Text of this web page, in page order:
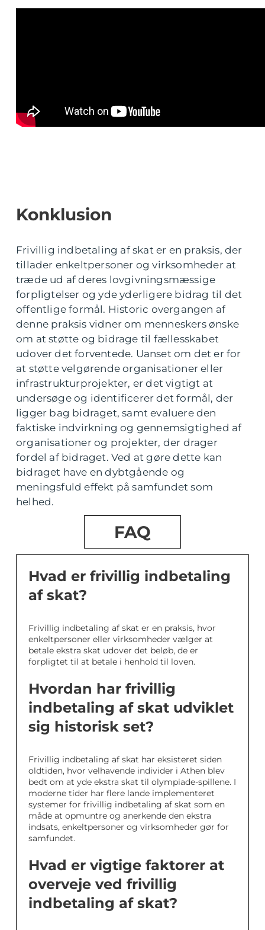
Konklusion
Frivillig indbetaling af skat er en praksis, der
tillader enkeltpersoner og virksomheder at
træde ud af deres lovgivningsmæssige
forpligtelser og yde yderligere bidrag til det
offentlige formål. Historic overgangen af
denne praksis vidner om menneskers ønske
om at støtte og bidrage til fællesskabet
udover det forventede. Uanset om det er for
at støtte velgørende organisationer eller
infrastrukturprojekter, er det vigtigt at
undersøge og identificerer det formål, der
ligger bag bidraget, samt evaluere den
faktiske indvirkning og gennemsigtighed af
organisationer og projekter, der drager
fordel af bidraget. Ved at gøre dette kan
bidraget have en dybtgående og
meningsfuld effekt på samfundet som
helhed.
FAQ
Hvad er frivillig indbetaling
af skat?
Frivillig indbetaling af skat er en praksis, hvor
enkeltpersoner eller virksomheder vælger at
betale ekstra skat udover det beløb, de er
forpligtet til at betale i henhold til loven.
Hvordan har frivillig
indbetaling af skat udviklet
sig historisk set?
Frivillig indbetaling af skat har eksisteret siden
oldtiden, hvor velhavende individer i Athen blev
bedt om at yde ekstra skat til olympiade-spillene. I
moderne tider har flere lande implementeret
systemer for frivillig indbetaling af skat som en
måde at opmuntre og anerkende den ekstra
indsats, enkeltpersoner og virksomheder gør for
samfundet.
Hvad er vigtige faktorer at
overveje ved frivillig
indbetaling af skat?